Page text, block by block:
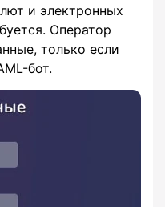
и электронных
Оператор
только если
бот.